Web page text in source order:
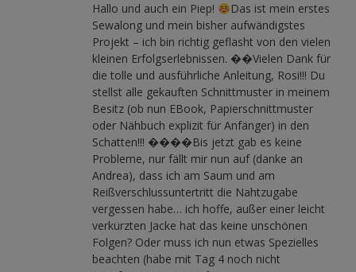
Hallo und auch ein Piep!
Das ist mein erstes
Sewalong und mein bisher aufwändigstes
Projekt – ich bin richtig geflasht von den vielen
kleinen Erfolgserlebnissen. ��Vielen Dank für
die tolle und ausführliche Anleitung, Rosi!!! Du
stellst alle gekauften Schnittmuster in meinem
Besitz (ob nun EBook, Papierschnittmuster
oder Nähbuch explizit für Anfänger) in den
Schatten!!! ����Bis jetzt gab es keine
Probleme, nur fällt mir nun auf (danke an
Andrea), dass ich am Saum und am
Reißverschlussuntertritt die Nahtzugabe
vergessen habe… ich hoffe, außer einer leicht
verkürzten Jacke hat das keine unschönen
Folgen? Oder muss ich nun etwas Spezielles
beachten (habe mit Tag 4 noch nicht